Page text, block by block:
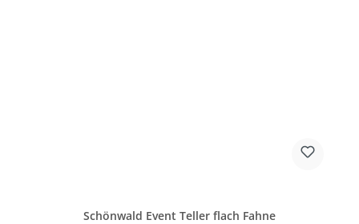
Schönwald Event Teller flach Fahne